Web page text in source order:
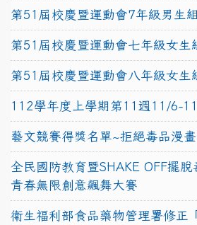
第51屆校慶暨運動會7年級男生
第51屆校慶暨運動會七年級女生
第51屆校慶暨運動會八年級女生
112學年度上學期第11週11/6-
藝文競賽得獎名單~拒絕毒品漫
全民國防教育暨SHAKE OFF擺
青春無限創意飆舞大賽
衛生福利部食品藥物管理署修正